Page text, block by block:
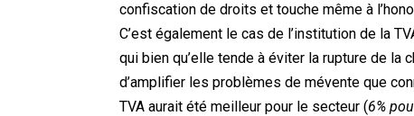
confiscation de droits et touche même à
C’est également le cas de l’institution de la
qui bien qu’elle tende à éviter la rupture de la
d’amplifier les problèmes de mévente que
TVA aurait été meilleur pour le secteur (6%